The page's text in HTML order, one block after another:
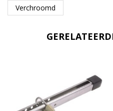
Verchroomd